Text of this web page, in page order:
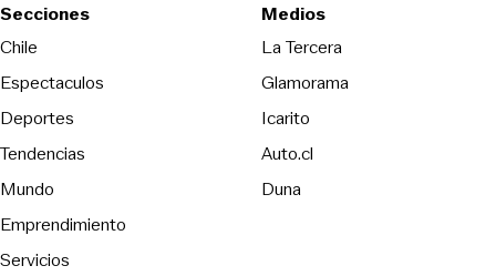
Secciones
Chile
Espectaculos
Deportes
Tendencias
Mundo
Emprendimiento
Servicios
Medios
La TerceraOpens in new
Glamorama
Icarito
Auto.cl
DunaOpens in new window